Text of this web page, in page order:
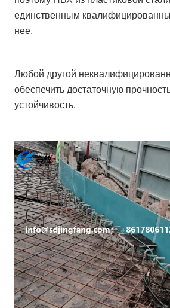
единственным
нее.
Любой другой
обеспечить достаточную
устойчивость.